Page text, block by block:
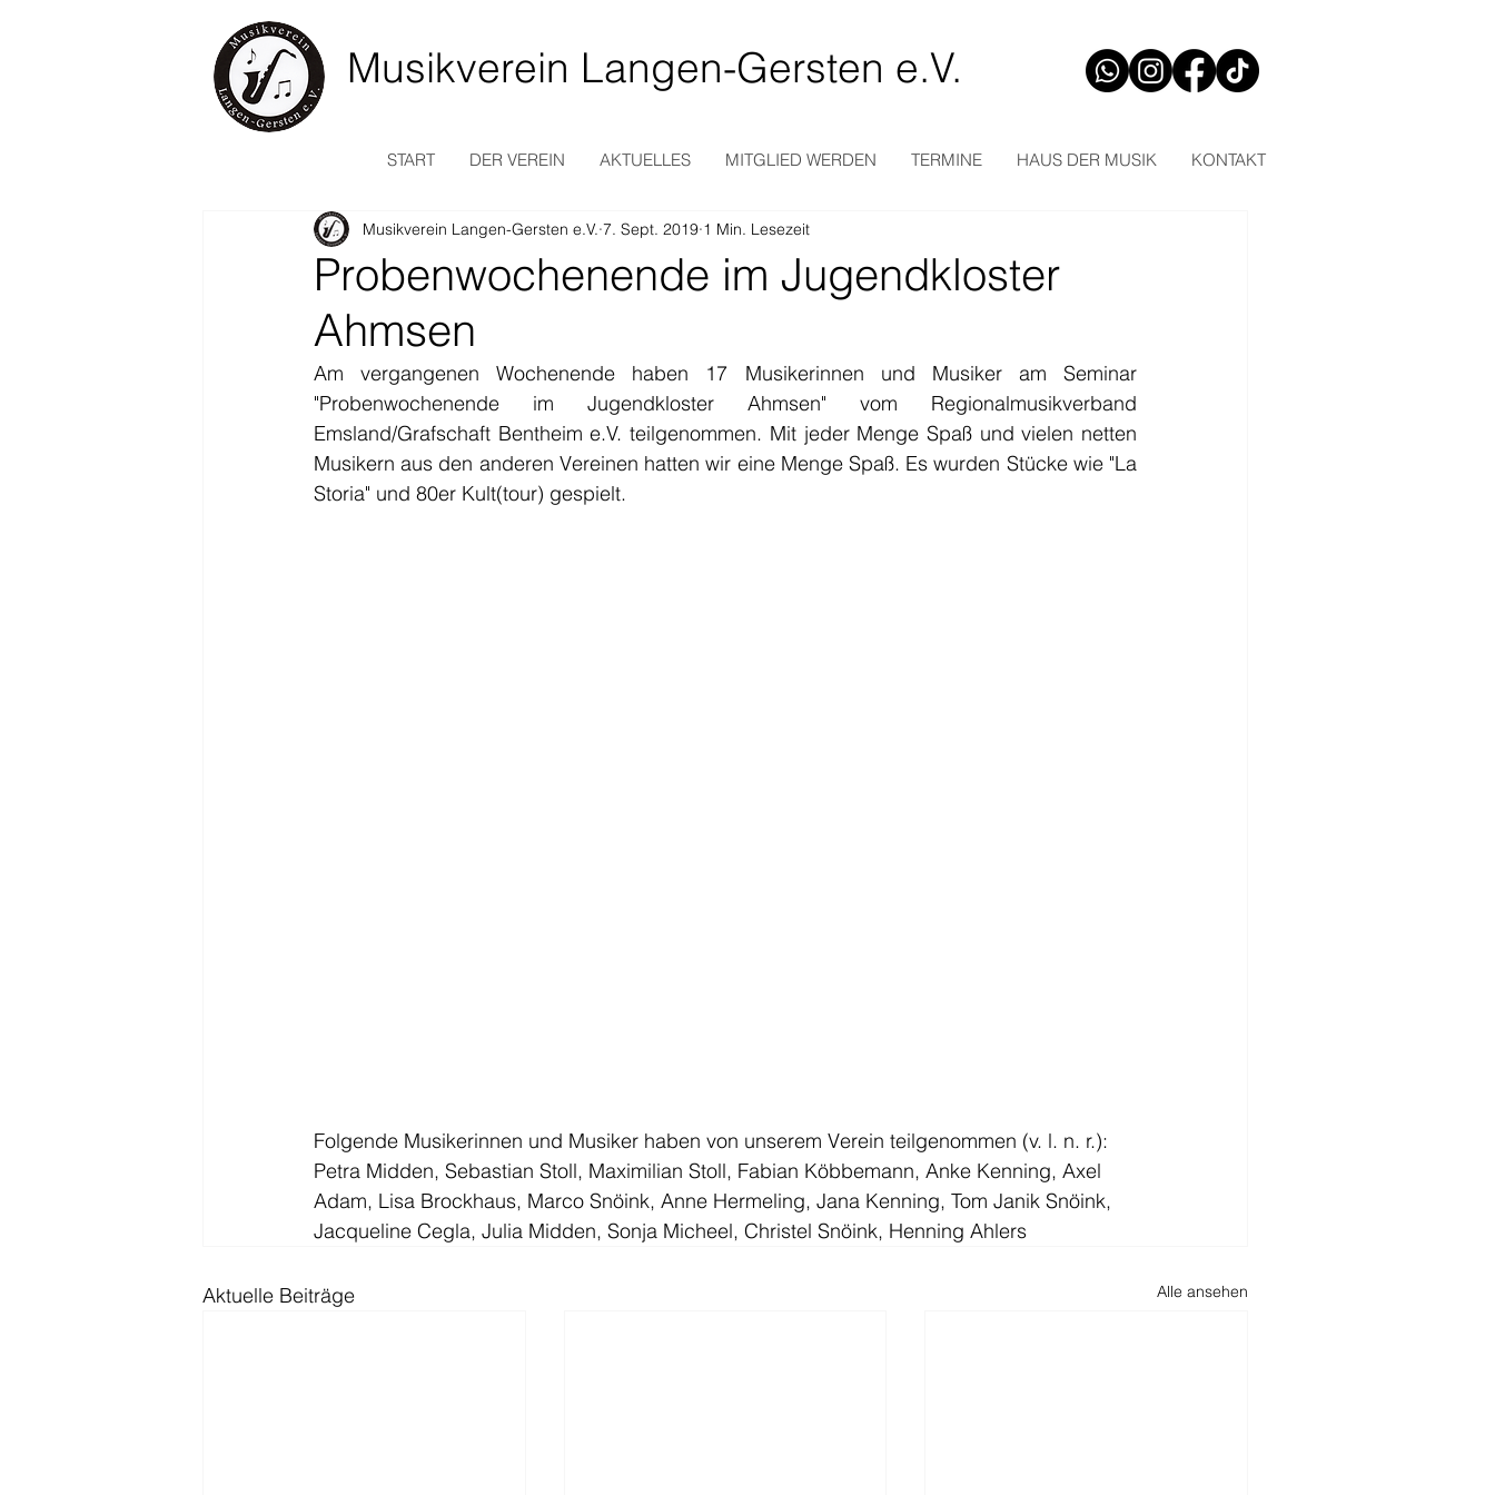
Musikverein Langen-Gersten e.V.
START DER VEREIN AKTUELLES MITGLIED WERDEN TERMINE HAUS DER MUSIK KONTAKT
Probenwochenende im Jugendkloster
Ahmsen
Musikverein Langen-Gersten e.V. 7. Sept. 2019 1 Min. Lesezeit
Am vergangenen Wochenende haben 17 Musikerinnen und Musiker am Seminar
"Probenwochenende im Jugendkloster Ahmsen" vom Regionalmusikverband
Emsland/Grafschaft Bentheim e.V. teilgenommen. Mit jeder Menge Spaß und vielen netten
Musikern aus den anderen Vereinen hatten wir eine Menge Spaß. Es wurden Stücke wie "La
Storia" und 80er Kult(tour) gespielt.
Folgende Musikerinnen und Musiker haben von unserem Verein teilgenommen (v. l. n. r.):
Petra Midden, Sebastian Stoll, Maximilian Stoll, Fabian Köbbemann, Anke Kenning, Axel
Adam, Lisa Brockhaus, Marco Snöink, Anne Hermeling, Jana Kenning, Tom Janik Snöink,
Jacqueline Cegla, Julia Midden, Sonja Micheel, Christel Snöink, Henning Ahlers
Aktuelle Beiträge Alle ansehen